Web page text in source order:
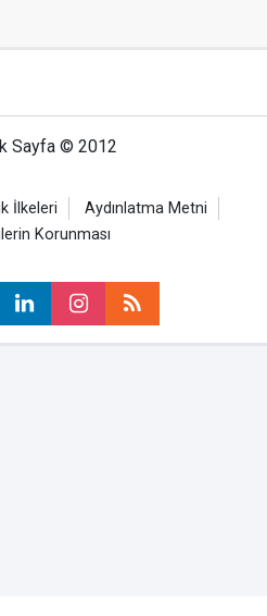
Sayfa © 2012
İlkeleri
Aydınlatma Metni
Korunması